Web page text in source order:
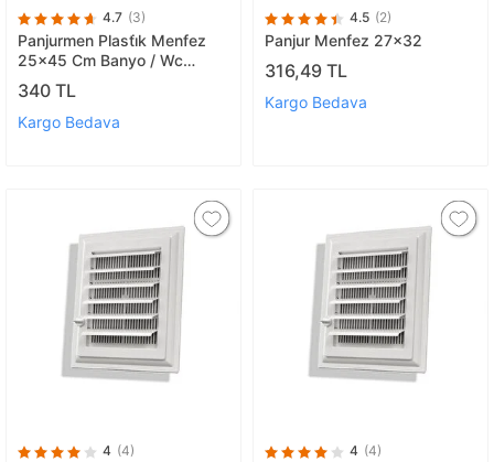
4.7 (3)
Panjurmen Plasti̇k Menfez
25x45 Cm Banyo / Wc
Havalandirma Menfez
340 TL
Kargo Bedava
4.5 (2)
Panjur Menfez 27x32
316,49 TL
Kargo Bedava
4 (4) 4 (4)